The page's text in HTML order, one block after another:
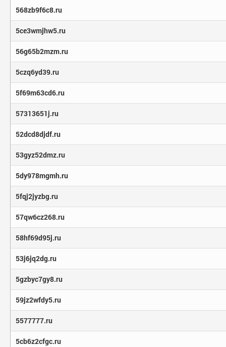
568zb9f6c8.ru
5ce3wmjhw5.ru
56g65b2mzm.ru
5czq6yd39.ru
5f69m63cd6.ru
57313651j.ru
52dcd8djdf.ru
53gyz52dmz.ru
5dy978mgmh.ru
5fqj2jyzbg.ru
57qw6cz268.ru
58hf69d95j.ru
53j6jq2dg.ru
5gzbyc7gy8.ru
59jz2wfdy5.ru
5577777.ru
5cb6z2cfgc.ru